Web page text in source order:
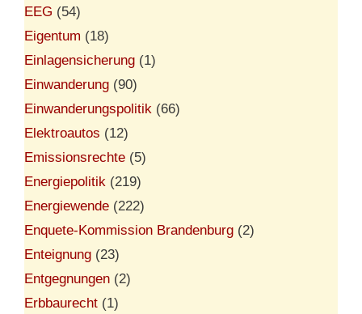
EEG (54)
Eigentum (18)
Einlagensicherung (1)
Einwanderung (90)
Einwanderungspolitik (66)
Elektroautos (12)
Emissionsrechte (5)
Energiepolitik (219)
Energiewende (222)
Enquete-Kommission Brandenburg (2)
Enteignung (23)
Entgegnungen (2)
Erbbaurecht (1)